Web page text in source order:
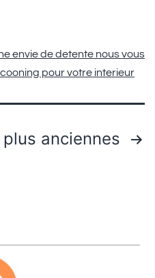
envie de detente nous vous
pour votre interieur
plus anciennes